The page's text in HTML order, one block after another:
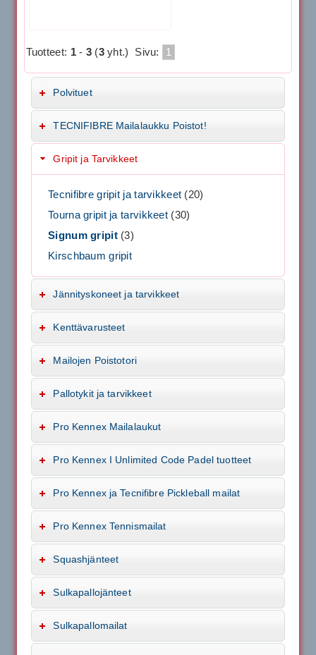
Tuotteet: 1- 3 (3yht.) Sivu: 1
Polvituet
TECNIFIBRE Mailalaukku Poistot!
Gripit ja Tarvikkeet
Tecnifibre gripit ja tarvikkeet (20)
Tourna gripit ja tarvikkeet(30)
Signum gripit(3)
Kirschbaum gripit
Jännityskoneet ja tarvikkeet
Kenttävarusteet
Mailojen Poistotori
Pallotykit ja tarvikkeet
Pro Kennex Mailalaukut
Pro Kennex I Unlimited Code Padel tuotteet
Pro Kennex ja Tecnifibre Pickleball mailat
Pro Kennex Tennismailat
Squashjänteet
Sulkapallojänteet
Sulkapallomailat